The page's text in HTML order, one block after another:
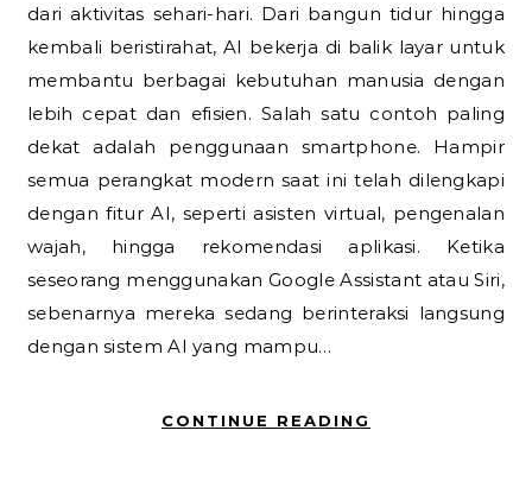
dari aktivitas sehari-hari. Dari bangun tidur hingga
kembali beristirahat, AI bekerja di balik layar untuk
membantu berbagai kebutuhan manusia dengan
lebih cepat dan efisien. Salah satu contoh paling
dekat adalah penggunaan smartphone. Hampir
semua perangkat modern saat ini telah dilengkapi
dengan fitur AI, seperti asisten virtual, pengenalan
wajah, hingga rekomendasi aplikasi. Ketika
seseorang menggunakan Google Assistant atau Siri,
sebenarnya mereka sedang berinteraksi langsung
dengan sistem AI yang mampu…
CONTINUE READING